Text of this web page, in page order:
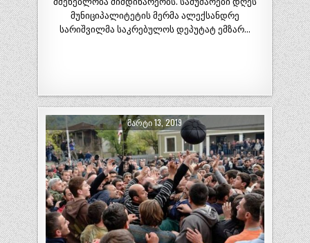
მუნიციპალიტეტის მერმა ალექსანდრე
სარიშვილმა საკრებულოს დეპუტატ ემზარ…
ᲛᲐᲠᲢᲘ 13, 2019